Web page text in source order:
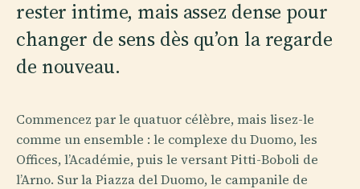
rester intime, mais assez dense pour
changer de sens dès qu’on la regarde
de nouveau.
Commencez par le quatuor célèbre, mais lisez-le
comme un ensemble : le complexe du Duomo, les
Offices, l’Académie, puis le versant Pitti-Boboli de
l’Arno. Sur la Piazza del Duomo, le campanile de